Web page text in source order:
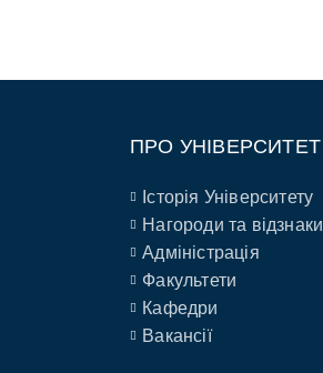
ПРО УНІВЕРСИТЕТ
Історія Університету
Нагороди та відзнаки
Адміністрація
Факультети
Кафедри
Вакансії